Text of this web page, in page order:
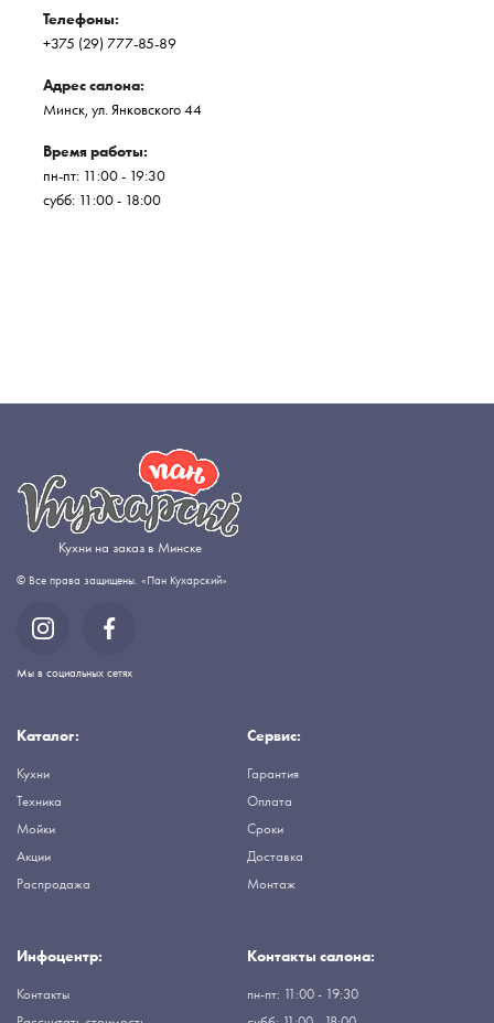
Телефоны:
+375 (29) 777-85-89
Адрес салона:
Минск, ул. Янковского 44
Время работы:
пн-пт: 11:00 - 19:30
субб: 11:00 - 18:00
Кухни на заказ в Минске
© Все права защищены. «Пан Кухарский»
Мы в социальных сетях
Каталог:
Кухни
Техника
Мойки
Акции
Распродажа
Сервис:
Гарантия
Оплата
Сроки
Доставка
Монтаж
Инфоцентр:
Контакты
Контакты салона:
пн-пт: 11:00 - 19:30